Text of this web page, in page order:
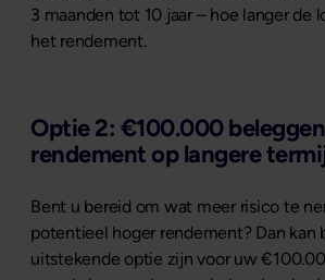
3 maanden tot 10 jaar – hoe langer de
het rendement.
Optie 2: €100.000
rendement op langere
Bent u bereid om wat meer risico te
potentieel hoger rendement? Dan kan
uitstekende optie zijn voor uw